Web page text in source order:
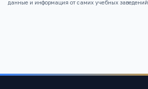
данные и информация от самих учебных заведений